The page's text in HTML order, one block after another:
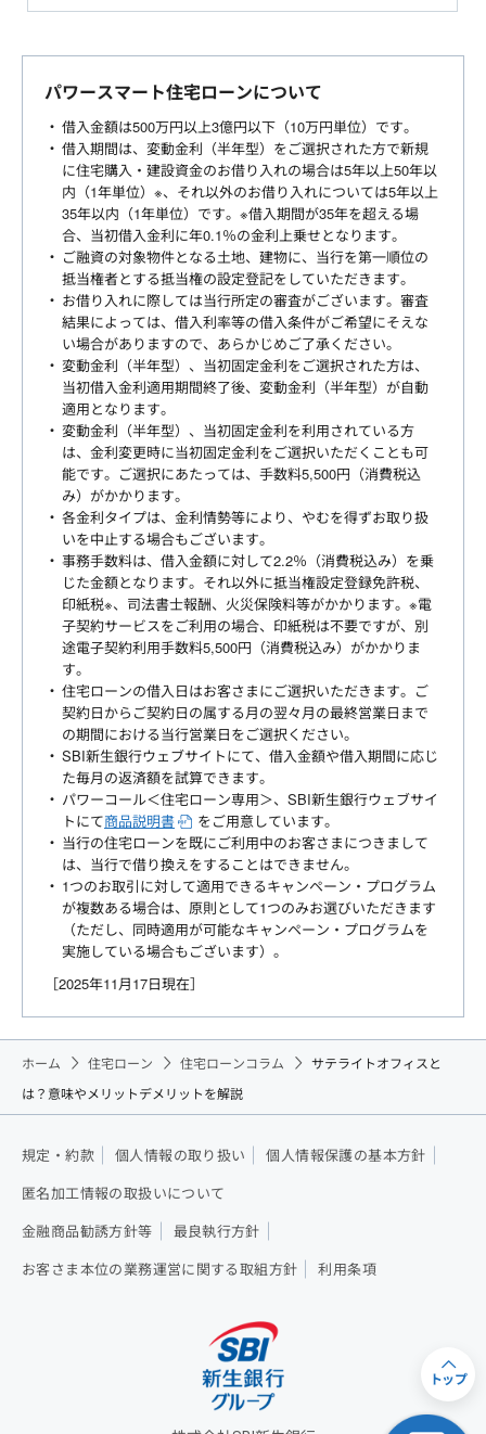
パワースマート住宅ローンについて
借入金額は500万円以上3億円以下（10万円単位）です。
借入期間は、変動金利（半年型）をご選択された方で新規
に住宅購入・建設資金のお借り入れの場合は5年以上50年以
内（1年単位）※、それ以外のお借り入れについては5年以上
35年以内（1年単位）です。※借入期間が35年を超える場
合、当初借入金利に年0.1％の金利上乗せとなります。
ご融資の対象物件となる土地、建物に、当行を第一順位の
抵当権者とする抵当権の設定登記をしていただきます。
お借り入れに際しては当行所定の審査がございます。審査
結果によっては、借入利率等の借入条件がご希望にそえな
い場合がありますので、あらかじめご了承ください。
変動金利（半年型）、当初固定金利をご選択された方は、
当初借入金利適用期間終了後、変動金利（半年型）が自動
適用となります。
変動金利（半年型）、当初固定金利を利用されている方
は、金利変更時に当初固定金利をご選択いただくことも可
能です。ご選択にあたっては、手数料5,500円（消費税込
み）がかかります。
各金利タイプは、金利情勢等により、やむを得ずお取り扱
いを中止する場合もございます。
事務手数料は、借入金額に対して2.2％（消費税込み）を乗
じた金額となります。それ以外に抵当権設定登録免許税、
印紙税※、司法書士報酬、火災保険料等がかかります。※電
子契約サービスをご利用の場合、印紙税は不要ですが、別
途電子契約利用手数料5,500円（消費税込み）がかかりま
す。
住宅ローンの借入日はお客さまにご選択いただきます。ご
契約日からご契約日の属する月の翌々月の最終営業日まで
の期間における当行営業日をご選択ください。
SBI新生銀行ウェブサイトにて、借入金額や借入期間に応じ
た毎月の返済額を試算できます。
パワーコール＜住宅ローン専用＞、SBI新生銀行ウェブサイ
トにて商品説明書
をご用意しています。
当行の住宅ローンを既にご利用中のお客さまにつきまして
は、当行で借り換えをすることはできません。
1つのお取引に対して適用できるキャンペーン・プログラム
が複数ある場合は、原則として1つのみお選びいただきます
（ただし、同時適用が可能なキャンペーン・プログラムを
実施している場合もございます）。
［2025年11月17日現在］
ホーム 住宅ローン 住宅ローンコラム
サテライトオフィスと
は？意味やメリットデメリットを解説
規定・約款 個人情報の取り扱い 個人情報保護の基本方針
匿名加工情報の取扱いについて
金融商品勧誘方針等 最良執行方針
お客さま本位の業務運営に関する取組方針 利用条項
トップ